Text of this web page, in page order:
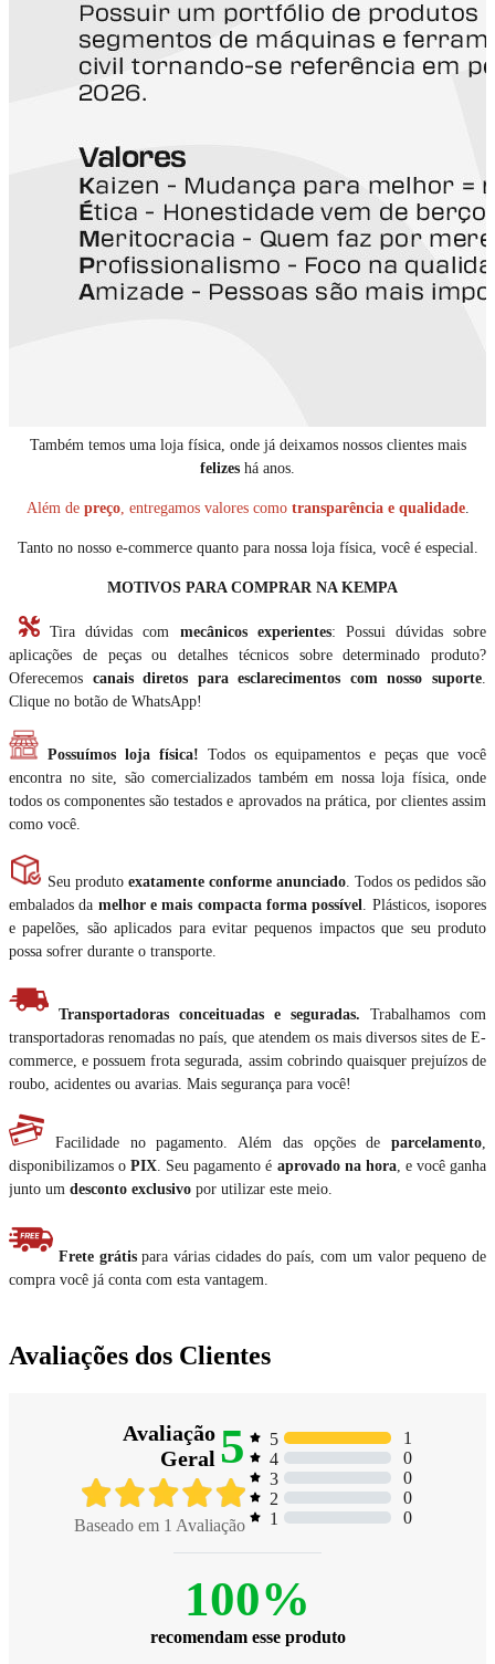
Também temos uma loja física, onde já deixamos nossos clientes mais
felizes há anos.
Além de preço, entregamos valores como transparência e qualidade.
Tanto no nosso e-commerce quanto para nossa loja física, você é especial.
MOTIVOS PARA COMPRAR NA KEMPA
Tira dúvidas com mecânicos experientes: Possui dúvidas sobre
aplicações de peças ou detalhes técnicos sobre determinado produto?
Oferecemos canais diretos para esclarecimentos com nosso suporte
Clique no botão de WhatsApp!
Possuímos loja física! Todos os equipamentos e peças que você
encontra no site, são comercializados também em nossa loja física, onde
todos os componentes são testados e aprovados na prática, por clientes assim
como você.
Seu produto exatamente conforme anunciado . Todos os pedidos são
embalados da melhor e mais compacta forma possível . Plásticos, isopores
e papelões, são aplicados para evitar pequenos impactos que seu produto
possa sofrer durante o transporte.
Transportadoras conceituadas e seguradas. Trabalhamos com
transportadoras renomadas no país, que atendem os mais diversos sites de E-
commerce, e possuem frota segurada, assim cobrindo quaisquer prejuízos de
roubo, acidentes ou avarias. Mais segurança para você!
Facilidade no pagamento. Além das opções de parcelamento
disponibilizamos oPIX . Seu pagamento é aprovado na hora, e você ganha
junto um desconto exclusivo por utilizar este meio.
Frete grátispara várias cidades do país, com um valor pequeno de
compra você já conta com esta vantagem.
Avaliações dos Clientes
Avaliação
Geral 5
Baseado em 1 Avaliação
5
1
4
0
3
0
2
0
1
0
100%
recomendam esse produto